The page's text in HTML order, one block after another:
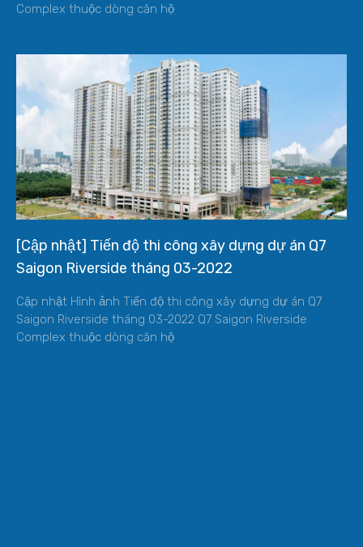
Complex thuộc dòng căn hộ
[Cập nhật] Tiến độ thi công xây dựng dự án Q7
Saigon Riverside tháng 03-2022
Cập nhật Hình ảnh Tiến độ thi công xây dựng dự án Q7
Saigon Riverside tháng 03-2022 Q7 Saigon Riverside
Complex thuộc dòng căn hộ